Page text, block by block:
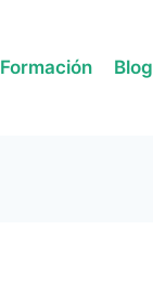
Formación Blog